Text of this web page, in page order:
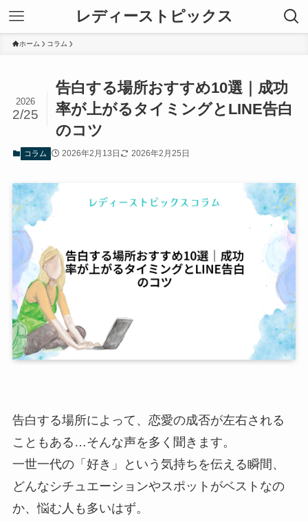
レディーストピックス
ホーム コラム
告白する場所おすすめ10選｜成功
率が上がるタイミングとLINE告白
のコツ
2026
2/25
コラム 2026年2月13日 2026年2月25日
告白する場所によって、恋愛の成否が左右される
こともある…そんな声を多く聞きます。
一世一代の「好き」という気持ちを伝える瞬間、
どんなシチュエーションやスポットがベストなの
か、悩む人も多いはず。